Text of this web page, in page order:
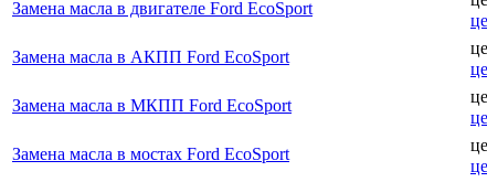
Замена масла в двигателе Ford EcoSport
Замена масла в АКПП Ford EcoSport
Замена масла в МКПП Ford EcoSport
Замена масла в мостах Ford EcoSport